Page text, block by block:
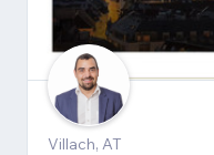
Villach, AT